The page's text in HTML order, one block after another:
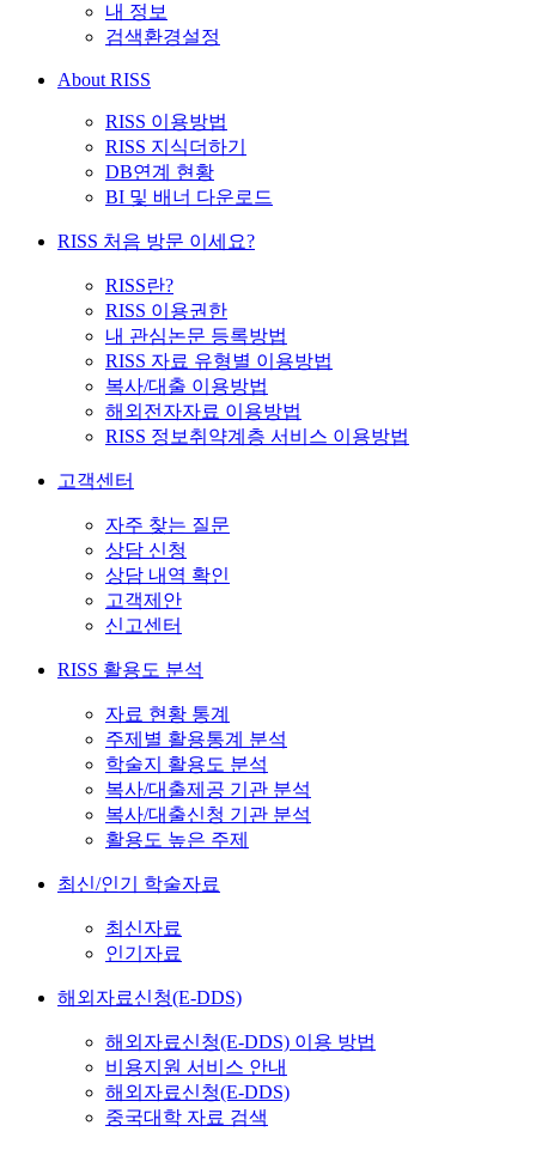
내 정보
검색환경설정
About RISS
RISS 이용방법
RISS 지식더하기
DB연계 현황
BI 및 배너 다운로드
RISS 처음 방문 이세요?
RISS란?
RISS 이용권한
내 관심논문 등록방법
RISS 자료 유형별 이용방법
복사/대출 이용방법
해외전자자료 이용방법
RISS 정보취약계층 서비스 이용방법
고객센터
자주 찾는 질문
상담 신청
상담 내역 확인
고객제안
신고센터
RISS 활용도 분석
자료 현황 통계
주제별 활용통계 분석
학술지 활용도 분석
복사/대출제공 기관 분석
복사/대출신청 기관 분석
활용도 높은 주제
최신/인기 학술자료
최신자료
인기자료
해외자료신청(E-DDS)
해외자료신청(E-DDS) 이용 방법
비용지원 서비스 안내
해외자료신청(E-DDS)
중국대학 자료 검색